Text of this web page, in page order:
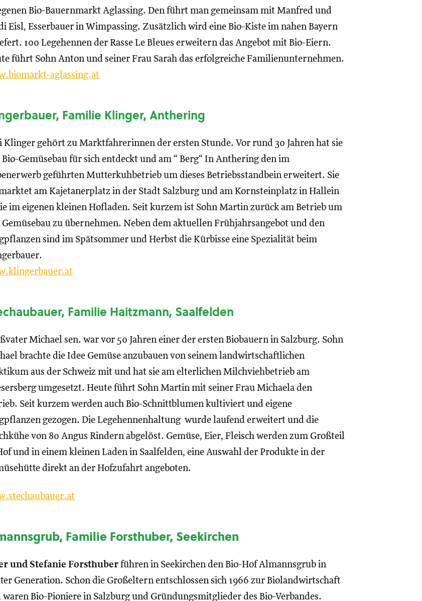
Bio-Bauernmarkt Aglassing. Den führt man gemeinsam mit Manfred und
Eisl, Esserbauer in Wimpassing. Zusätzlich wird eine Bio-Kiste im nahen Bayern
100 Legehennen der Rasse Le Bleues erweitern das Angebot mit Bio-Eiern.
führt Sohn Anton und seiner Frau Sarah das erfolgreiche Familienunternehmen.
aglassing.at
Familie Klinger, Anthering
Klinger gehört zu Marktfahrerinnen der ersten Stunde. Vor rund 30 Jahren hat sie
Bio-Gemüsebau für sich entdeckt und am “ Berg“ In Anthering den im
geführten Mutterkuhbetrieb um dieses Betriebsstandbein erweitert. Sie
am Kajetanerplatz in der Stadt Salzburg und am Kornsteinplatz in Hallein
im eigenen kleinen Hofladen. Seit kurzem ist Sohn Martin zurück am Betrieb um
Gemüsebau zu übernehmen. Neben dem aktuellen Frühjahrsangebot und den
sind im Spätsommer und Herbst die Kürbisse eine Spezialität beim
Familie Haitzmann, Saalfelden
Michael sen. war vor 50 Jahren einer der ersten Biobauern in Salzburg. Sohn
brachte die Idee Gemüse anzubauen von seinem landwirtschaftlichen
aus der Schweiz mit und hat sie am elterlichen Milchviehbetrieb am
umgesetzt. Heute führt Sohn Martin mit seiner Frau Michaela den
Seit kurzem werden auch Bio-Schnittblumen kultiviert und eigene
gezogen. Die Legehennenhaltung wurde laufend erweitert und die
von 80 Angus Rindern abgelöst. Gemüse, Eier, Fleisch werden zum Großteil
und in einem kleinen Laden in Saalfelden, eine Auswahl der Produkte in der
direkt an der Hofzufahrt angeboten.
stechaubauer.at
Familie Forsthuber, Seekirchen
und Stefanie Forsthuber führen in Seekirchen den Bio-Hof Almannsgrub in
Generation. Schon die Großeltern entschlossen sich 1966 zur Biolandwirtschaft
waren Bio-Pioniere in Salzburg und Gründungsmitglieder des Bio-Verbandes.